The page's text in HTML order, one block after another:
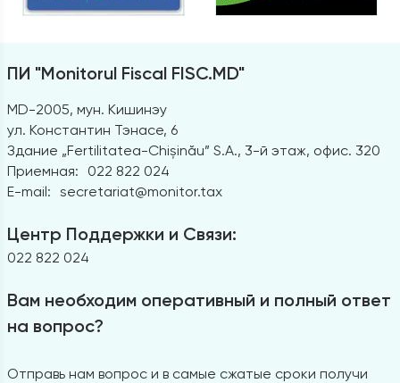
ПИ "Monitorul Fiscal FISC.MD"
MD-2005, мун. Кишинэу
ул. Константин Тэнасе, 6
Здание „Fertilitatea-Chișinău” S.A., 3-й этаж, офис. 320
Приемная:
022 822 024
E-mail: secretariat@monitor.tax
Центр Поддержки и Связи:
022 822 024
Вам необходим оперативный и полный ответ
на вопрос?
Отправь нам вопрос и в самые сжатые сроки получи